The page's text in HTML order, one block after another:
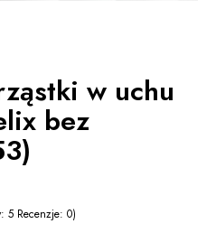
w uchu
bez
5 Recenzje: 0)